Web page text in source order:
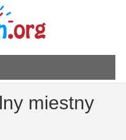
miestny